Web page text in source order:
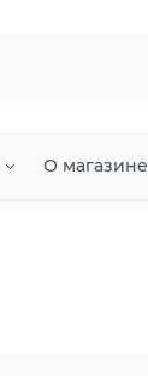
О магазине